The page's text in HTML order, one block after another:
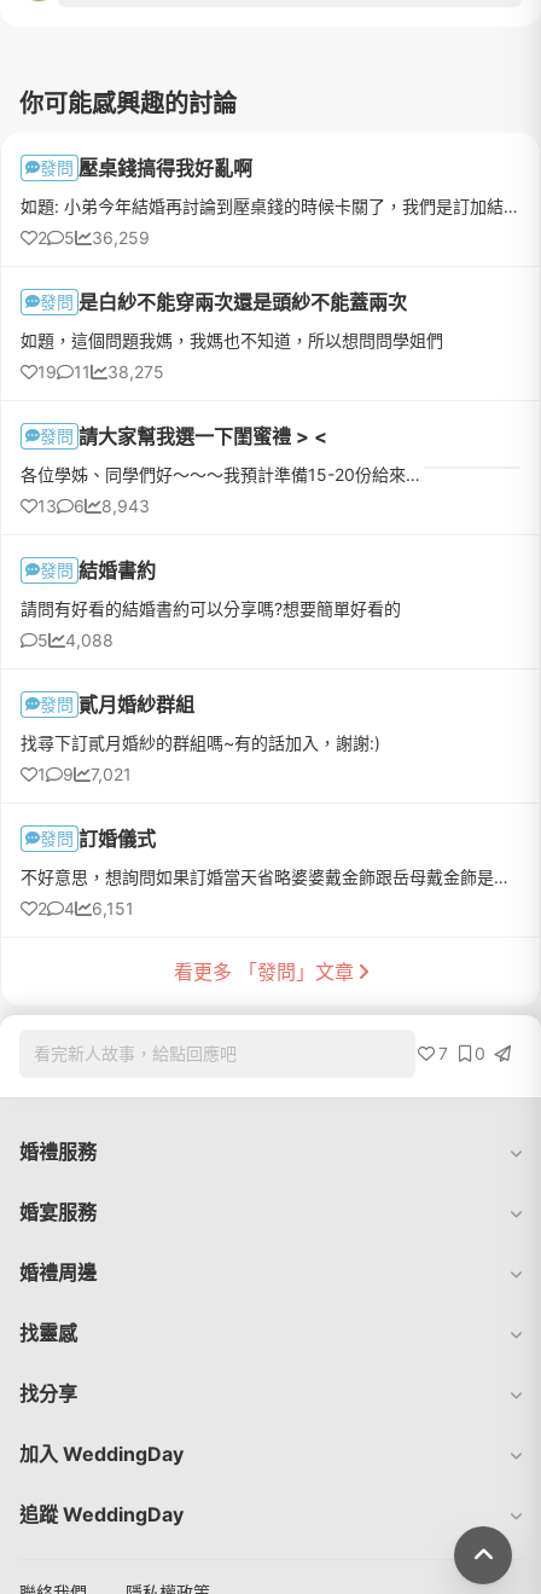
你可能感興趣的討論
發問 壓桌錢搞得我好亂啊
如題: 小弟今年結婚再討論到壓桌錢的時候卡關了，我們是訂加結一起的。 我的問題是 男方(我)這邊出小聘含餅錢總共16萬，請的人數約5桌左右...
2
5 36,259
發問 是白紗不能穿兩次還是頭紗不能蓋兩次
如題，這個問題我媽，我媽也不知道，所以想問問學姐們
19
11 38,275
發問 請大家幫我選一下閨蜜禮 > <
各位學姊、同學們好～～～我預計準備15-20份給來新娘房的姐妹們，想找又夢幻又能用的東西，後來篩選到剩下面四個，想問問大家覺得哪個比較好？選手1 迪士尼公主香膏 覺得超可愛的啦！選手2 包裝很美的花朵醋，完全是被包裝吸引XD選手3 小熊維尼蜂蜜三入組 也是被包裝吸引XD選手4 乾燥花香氛磚 覺得美美又香香的先感謝大家，如果還有什麼建議 也可以跟我說唷 :
13
6 8,943
發問 結婚書約
請問有好看的結婚書約可以分享嗎?想要簡單好看的
5
4,088
發問 貳月婚紗群組
找尋下訂貳月婚紗的群組嗎~有的話加入，謝謝:)
1
9 7,021
發問 訂婚儀式
不好意思，想詢問如果訂婚當天省略婆婆戴金飾跟岳母戴金飾是可以的嗎?(男方家是阿姨來，婆婆已不再)其他拜別迎娶照樣是可以的嗎?
2
4 6,151
看更多 「發問」文章
看完新人故事，給點回應吧 7 0
婚禮服務
婚宴服務
婚禮周邊
找靈感
找分享
加入 WeddingDay
追蹤 WeddingDay